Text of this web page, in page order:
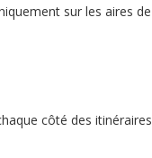
sur les aires de
côté des itinéraires